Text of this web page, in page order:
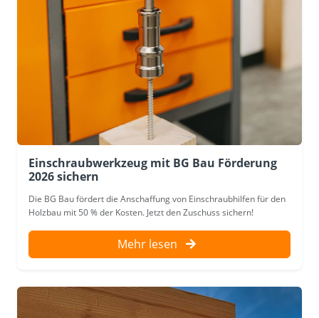
Einschraubwerkzeug mit BG Bau Förderung
2026 sichern
Die BG Bau fördert die Anschaffung von Einschraubhilfen für den
Holzbau mit 50 % der Kosten. Jetzt den Zuschuss sichern!
Mehr lesen